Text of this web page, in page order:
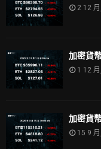
2 12
加密貨
1 12
加密貨
15 9